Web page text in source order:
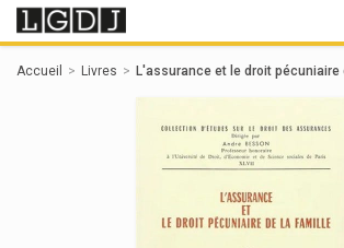
Accueil Livres L'assurance et le droit
Panneau de gestion des cookies